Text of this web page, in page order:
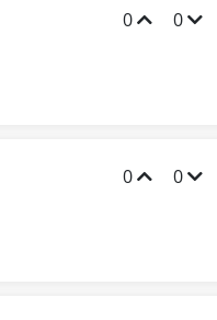
0 0
0 0